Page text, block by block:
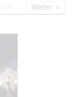
Weiter